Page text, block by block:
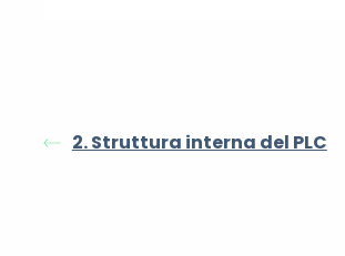
2. Struttura interna del PLC